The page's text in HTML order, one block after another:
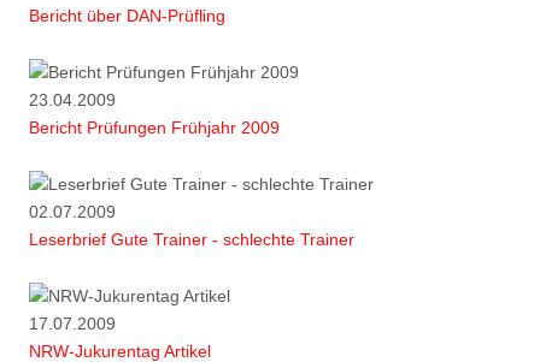
Bericht über DAN-Prüfling
23.04.2009
Bericht Prüfungen Frühjahr 2009
02.07.2009
Leserbrief Gute Trainer - schlechte Trainer
17.07.2009
NRW-Jukurentag Artikel